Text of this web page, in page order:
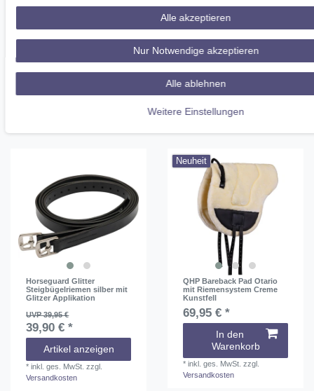
99,95 € *
In den
Warenkorb
Collection midnight
Sitzbezug Sattelüberzug
29,95 € *
In den
Warenkorb
Versandkosten
Horseguard Glitter
Steigbügelriemen silber mit
Glitzer Applikation
UVP 39,95 €
39,90 € *
Artikel anzeigen
*inkl. ges. MwSt. zzgl.
Versandkosten
Neuheit
QHP Bareback Pad Otario
mit Riemensystem Creme
Kunstfell
69,95 € *
In den
Warenkorb
*inkl. ges. MwSt. zzgl.
Versandkosten
Alle akzeptieren
Nur Notwendige akzeptieren
Alle ablehnen
Weitere Einstellungen